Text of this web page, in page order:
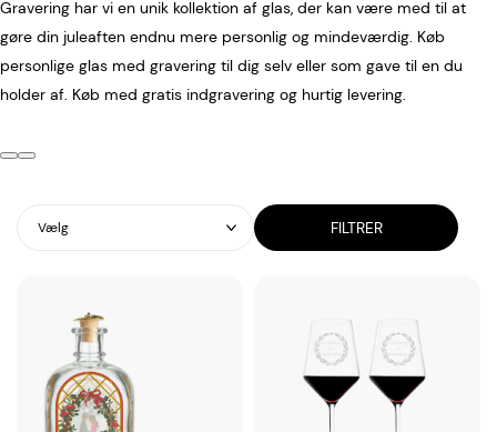
Gravering har vi en unik kollektion af glas, der kan være med til at
gøre din juleaften endnu mere personlig og mindeværdig. Køb
personlige glas med gravering til dig selv eller som gave til en du
holder af. Køb med gratis indgravering og hurtig levering.
Vælg FILTRER